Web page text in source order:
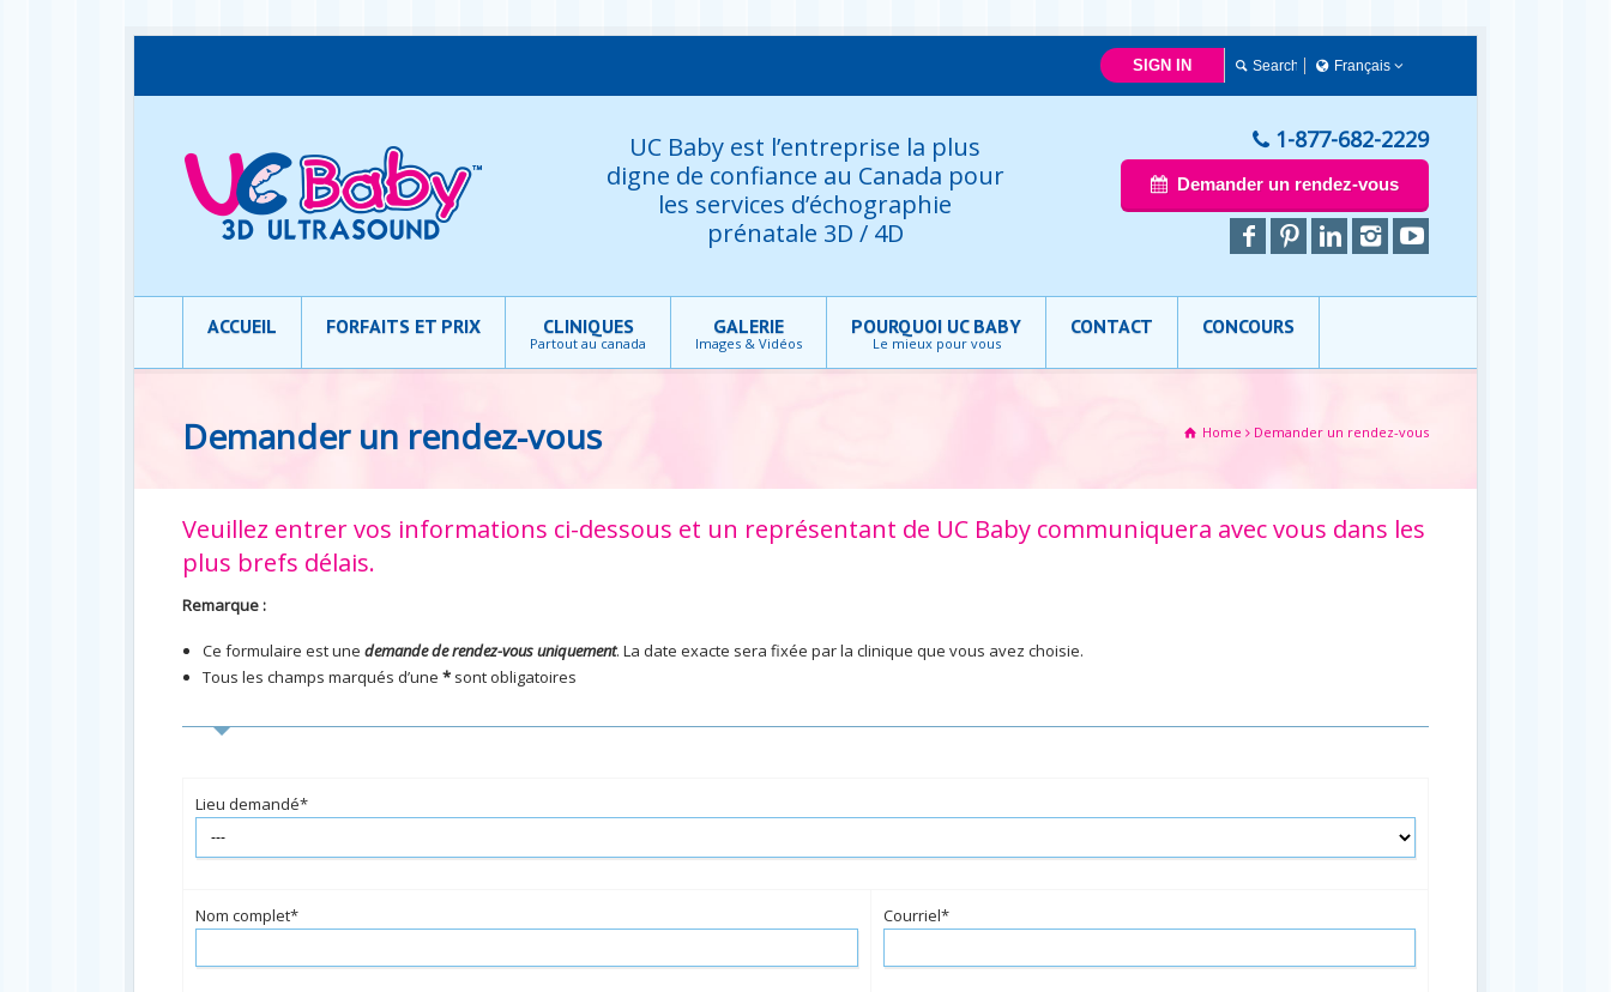
SIGN IN
Français
Français
English
UC Baby est l’entreprise la plus
digne de confiance au Canada pour
les services d’échographie
prénatale 3D / 4D
1-877-682-2229
Demander un rendez-vous
ACCUEIL FORFAITS ET PRIX CLINIQUES
Partout au canada
GALERIE
Images & Vidéos
POURQUOI UC BABY
Le mieux pour vous
CONTACT CONCOURS
Demander un rendez-vous Home Demander un rendez-vous
Veuillez entrer vos informations ci-dessous et un représentant de UC Baby communiquera avec vous dans les
plus brefs délais.
Remarque :
Ce formulaire est une demande de rendez-vous uniquement. La date exacte sera fixée par la clinique que vous avez choisie.
Tous les champs marqués d’une * sont obligatoires
Lieu demandé*
Nom complet* Courriel*